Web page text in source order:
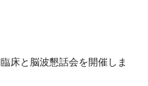
（利用できる福祉資源）
支援コーディネーター）
床と脳波懇話会を開催しま